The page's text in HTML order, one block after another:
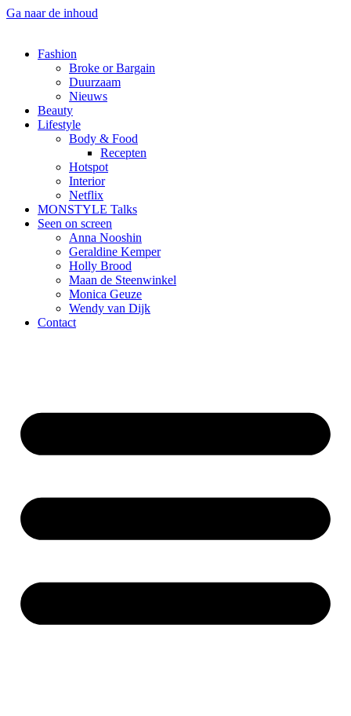
Ga naar de inhoud
Fashion
Broke or Bargain
Duurzaam
Nieuws
Beauty
Lifestyle
Body & Food
Recepten
Hotspot
Interior
Netflix
MONSTYLE Talks
Seen on screen
Anna Nooshin
Geraldine Kemper
Holly Brood
Maan de Steenwinkel
Monica Geuze
Wendy van Dijk
Contact